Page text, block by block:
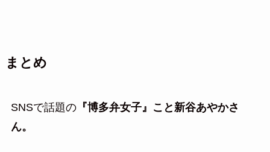
まとめ
SNSで話題の『博多弁女子』こと新谷あやかさ
ん。